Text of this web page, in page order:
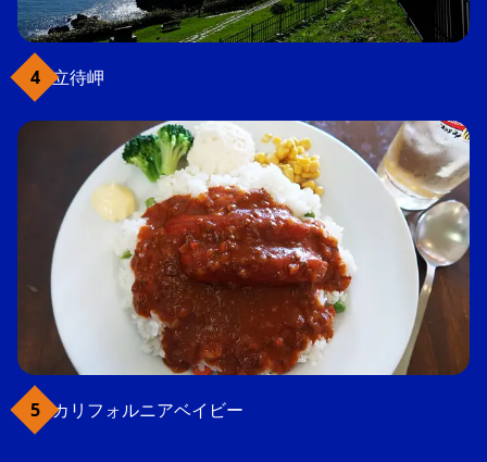
立待岬
カリフォルニアベイビー